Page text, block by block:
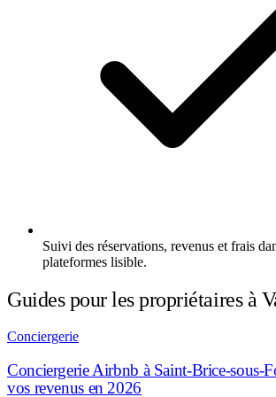
Suivi des réservations, revenus et frais
plateformes lisible.
Guides pour les propriétaires à
Conciergerie
Conciergerie Airbnb à Saint-Brice-sous-
vos revenus en 2026